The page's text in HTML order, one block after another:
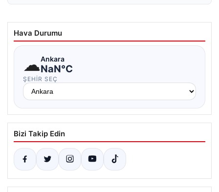
Hava Durumu
☁Ankara
NaN°C
ŞEHIR SEÇ
Bizi Takip Edin